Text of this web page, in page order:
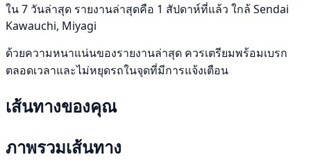
ใน 7 วันล่าสุด รายงานล่าสุดคือ 1 สัปดาห์ที่แล้ว ใกล้ Sendai
Kawauchi, Miyagi
ด้วยความหนาแน่นของรายงานล่าสุด ควรเตรียมพร้อมเบรก
ตลอดเวลาและไม่หยุดรถในจุดที่มีการแจ้งเตือน
เส้นทางของคุณ
ภาพรวมเส้นทาง